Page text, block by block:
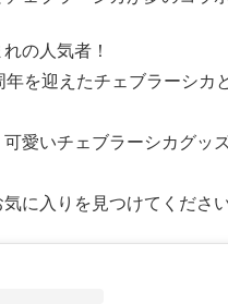
の人気者！
年を迎えたチェブラーシカ
愛いチェブラーシカグッ
に入りを見つけてくださ